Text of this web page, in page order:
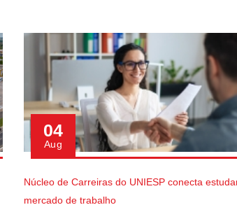
04
Aug
Núcleo de Carreiras do UNIESP conecta
mercado de trabalho